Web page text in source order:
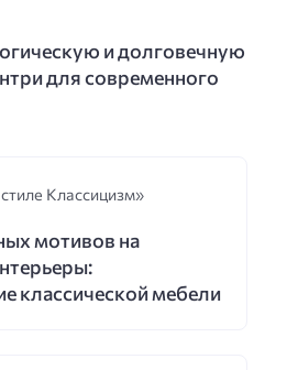
и долговечную
для современного
Классицизм»
мотивов на
классической мебели